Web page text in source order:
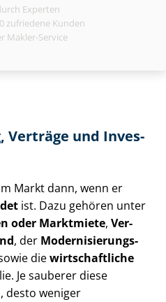
Experten
zufriedene Kunden
Makler-Service
Verträge und In­ves­
Markt dann, wenn er
ist. Dazu gehören unter
oder Marktmiete, Ver­
, der Modernisierungs-
diewirtschaftliche
Je sauberer diese
desto weniger